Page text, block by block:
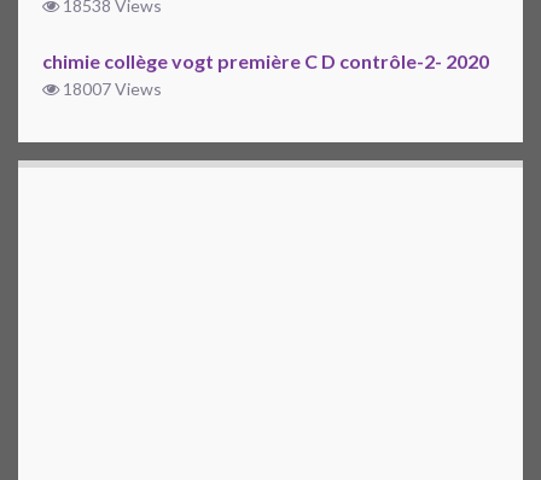
18538 Views
chimie collège vogt première C D contrôle-2- 2020
18007 Views